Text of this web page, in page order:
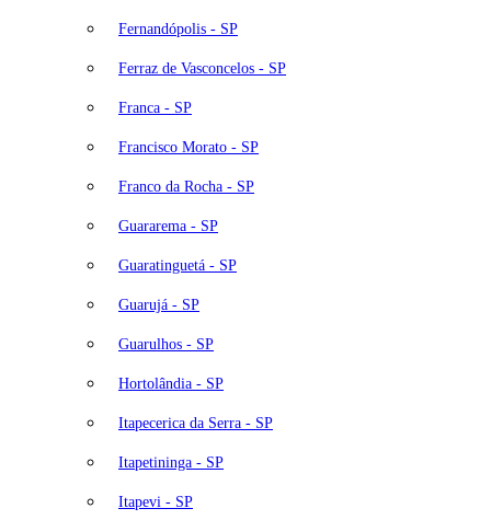
Fernandópolis - SP
Ferraz de Vasconcelos - SP
Franca - SP
Francisco Morato - SP
Franco da Rocha - SP
Guararema - SP
Guaratinguetá - SP
Guarujá - SP
Guarulhos - SP
Hortolândia - SP
Itapecerica da Serra - SP
Itapetininga - SP
Itapevi - SP